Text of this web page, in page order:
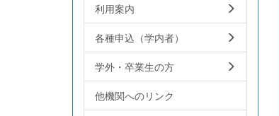
利用案内
各種申込（学内者）
学外・卒業生の方
他機関へのリンク